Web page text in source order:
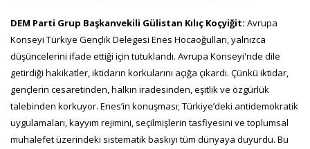
DEM Parti Grup Başkanvekili Gülistan Kılıç Koçyiğit: Avrupa
Konseyi Türkiye Gençlik Delegesi Enes Hocaoğulları, yalnızca
düşüncelerini ifade ettiği için tutuklandı. Avrupa Konseyi'nde dile
getirdiği hakikatler, iktidarın korkularını açığa çıkardı. Çünkü iktidar,
gençlerin cesaretinden, halkın iradesinden, eşitlik ve özgürlük
talebinden korkuyor. Enes’in konuşması; Türkiye’deki antidemokratik
uygulamaları, kayyım rejimini, seçilmişlerin tasfiyesini ve toplumsal
muhalefet üzerindeki sistematik baskıyı tüm dünyaya duyurdu. Bu